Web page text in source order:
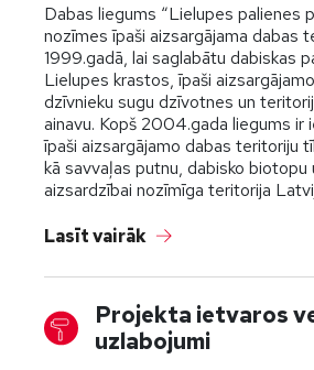
Dabas liegums “Lielupes palienes
nozīmes īpaši aizsargājama dabas
1999.gadā, lai saglabātu dabiskas
Lielupes krastos, īpaši
dzīvnieku sugu dzīvotnes un
ainavu. Kopš 2004.gada liegums ir
īpaši aizsargājamo dabas teritoriju
kā savvaļas putnu, dabisko biotopu
aizsardzībai nozīmīga teritorija
Lasīt vairāk
Projekta ietvaros
uzlabojumi